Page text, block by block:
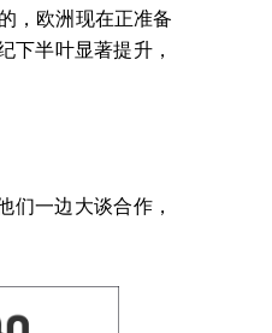
，欧洲现在正准备
下半叶显著提升，
们一边大谈合作，